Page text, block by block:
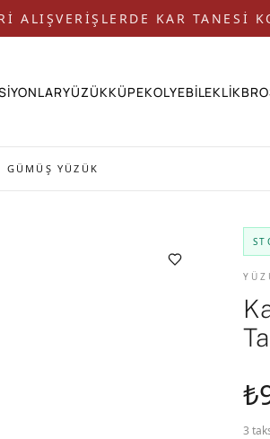
ALIŞVERİŞLERDE KAR TANESİ
YÜZÜKKÜPEKOLYEBİLEKLİK
YÜZÜK
3